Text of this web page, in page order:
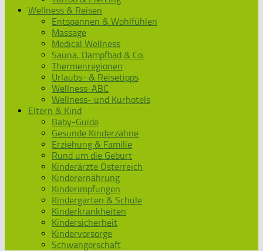
Wellness & Reisen
Entspannen & Wohlfühlen
Massage
Medical Wellness
Sauna, Dampfbad & Co.
Thermenregionen
Urlaubs- & Reisetipps
Wellness-ABC
Wellness- und Kurhotels
Eltern & Kind
Baby-Guide
Gesunde Kinderzähne
Erziehung & Familie
Rund um die Geburt
Kinderärzte Österreich
Kinderernährung
Kinderimpfungen
Kindergarten & Schule
Kinderkrankheiten
Kindersicherheit
Kindervorsorge
Schwangerschaft